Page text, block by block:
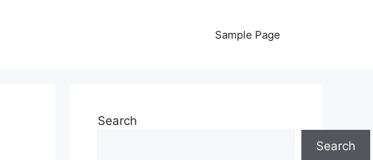
Sample Page
Search
Search